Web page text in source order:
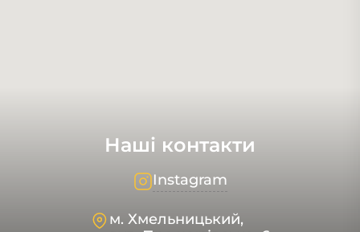
Наші контакти
Instagram
м. Хмельницький,